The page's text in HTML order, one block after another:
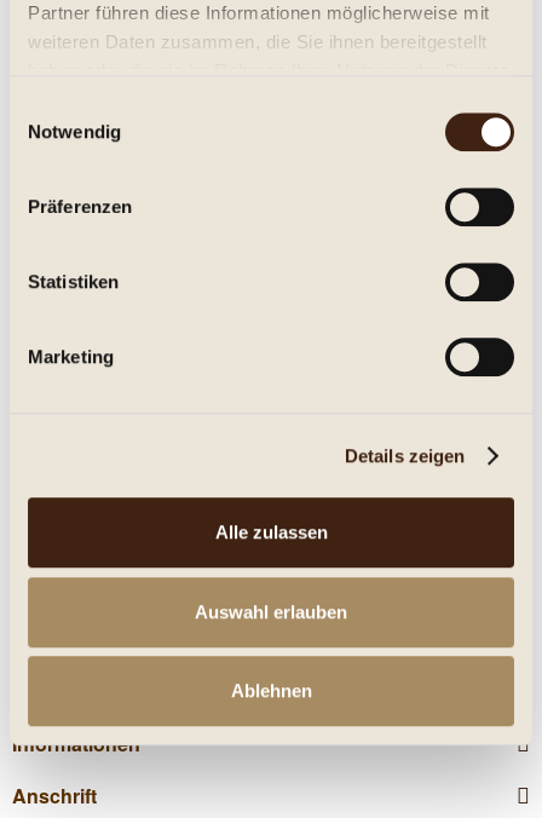
Partner führen diese Informationen möglicherweise mit
weiteren Daten zusammen, die Sie ihnen bereitgestellt
Notwendig
Präferenzen
Statistiken
Marketing
Details zeigen
Alle zulassen
Auswahl erlauben
Ablehnen
In den Warenkorb
Artikel-Nr.:
Beschreibung
Trocken. Aus den Rebsorten Merlot...
mehr
Kunden kauften auch
Kunden haben sich ebenfalls angesehen
Service Hotline
Informationen
Anschrift